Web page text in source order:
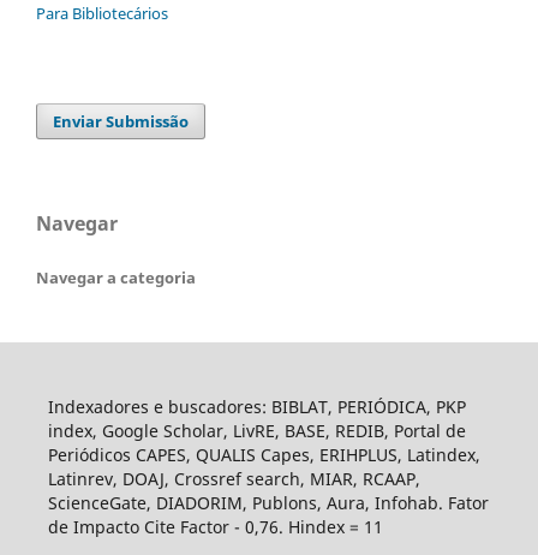
Para Bibliotecários
Enviar Submissão
Navegar
Navegar a categoria
Indexadores e buscadores: BIBLAT, PERIÓDICA, PKP
index, Google Scholar, LivRE, BASE, REDIB, Portal de
Periódicos CAPES, QUALIS Capes, ERIHPLUS, Latindex,
Latinrev, DOAJ, Crossref search, MIAR, RCAAP,
ScienceGate, DIADORIM, Publons, Aura, Infohab. Fator
de Impacto Cite Factor - 0,76. Hindex = 11